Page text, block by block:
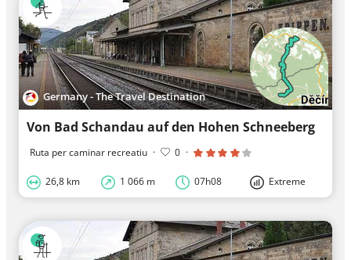
Germany - The Travel Destination
Von Bad Schandau auf den Hohen Schneeberg
Ruta per caminar recreatiu · 0 ·
26,8 km 1 066 m 07h08 Extreme